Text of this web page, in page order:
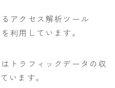
アクセス解析ツール
利用しています。
トラフィックデータの収
います。